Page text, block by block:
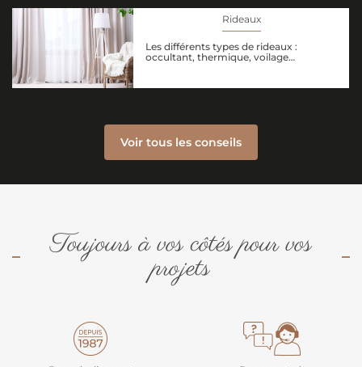
Rideaux
Les différents types de rideaux :
occultant, thermique, voilage…
Voir tous les conseils
Toujours à vos côtés pour vos
projets